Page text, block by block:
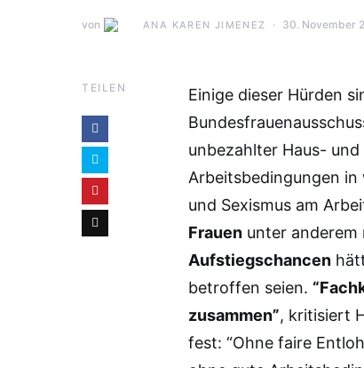
von ANA KAREN JIMENEZ 30. November
TEILEN
Einige dieser Hürden
unbezahlter Haus-
Arbeitsbedingungen
und Sexismus am
Frauen unter anderem
Aufstiegschancen
betroffen seien.
zusammen”, kritisiert
fest: “Ohne faire